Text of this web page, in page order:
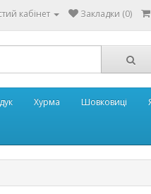
кабінет Закладки (0)
Хурма Шовковиці